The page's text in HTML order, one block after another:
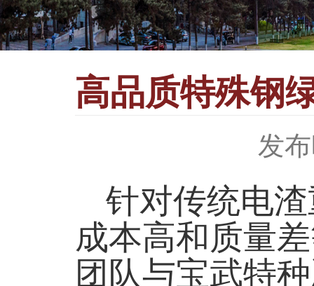
高品质特殊钢
发
针对传统电
成本高和质量
团队与宝武特